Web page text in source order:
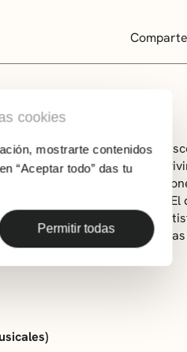
cookies
mostrarte contenidos
“Aceptar todo” das tu
Permitir todas
Rosenvinge recupera el
oportunidad única para
mí” o “1000 pedazos”,
las descubrieron después.
(batería), Charly
escala en Muxikebarri